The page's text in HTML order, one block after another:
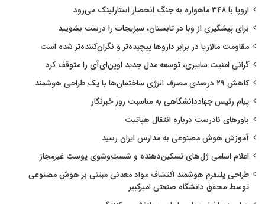
اروپا با ۳۴۸ ماهواره به جنگ انحصار استارلینک می‌رود
برای پیشگیری از وبا در تابستان، سبزیجات را درست بشویید
مقاومت مالاریا در برابر داروها پیچیده‌تر و نگران‌کننده‌تر شده است
گرانی امنیت سایبری، توسعه مدل جدید اوپن‌ای‌آی را متوقف کرد
کاهش ۲۹ درصدی مصرف انرژی ساختمان‌ها با یک طراحی هوشمند
پیام رئیس جهاددانشگاهی به مناسبت روز خبرنگار
باورهای نادرست درباره انتقال هپاتیت
آموزش هوش مصنوعی به مدارس ایران رسید
اعلام اسامی ژل‌های تسکین‌دهنده و شست‌وشوی پوست غیرمجاز
طراحی پلتفرم هوشمند اکتشاف مواد معدنی مبتنی بر هوش مصنوعی
توسط محقق دانشگاه صنعتی امیرکبیر